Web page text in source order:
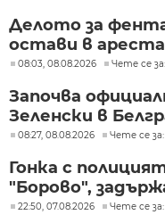
Делото за
остави в
08:03, 08.08.2026 Чете се
Започва
Зеленски в
08:27, 08.08.2026 Чете се
Гонка с
"Борово",
22:50, 07.08.2026 Чете се